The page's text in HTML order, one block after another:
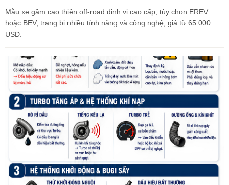
Mẫu xe gầm cao thiên off-road định vị cao cấp, tùy chọn EREV
hoặc BEV, trang bi nhiều tính năng và công nghệ, giá từ 65.000
USD.